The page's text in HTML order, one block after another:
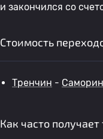
и закончился со
Стоимость
Тренчин - Саморин
Как часто